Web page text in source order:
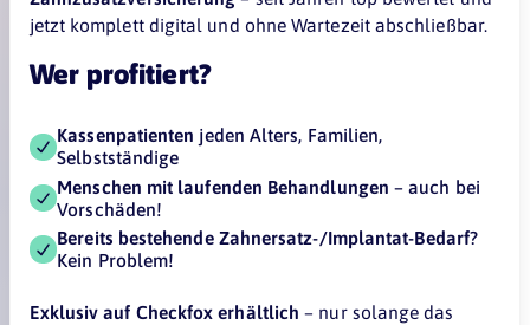
jetzt komplett digital und ohne Wartezeit abschließbar.
Wer profitiert?
Kassenpatienten jeden Alters, Familien,
Selbstständige
Menschen mit laufenden Behandlungen – auch bei
Vorschäden!
Bereits bestehende Zahnersatz-/Implantat-Bedarf?
Kein Problem!
Exklusiv auf Checkfox erhältlich – nur solange das